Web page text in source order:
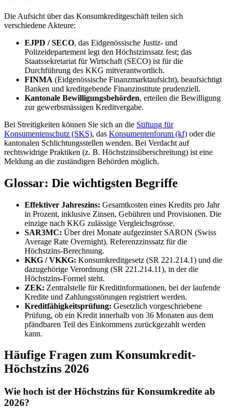
Die Aufsicht über das Konsumkreditgeschäft teilen sich
verschiedene Akteure:
EJPD / SECO, das Eidgenössische Justiz- und
Polizeidepartement legt den Höchstzinssatz fest; das
Staatssekretariat für Wirtschaft (SECO) ist für die
Durchführung des KKG mitverantwortlich.
FINMA (Eidgenössische Finanzmarktaufsicht), beaufsichtigt
Banken und kreditgebende Finanzinstitute prudenziell.
Kantonale Bewilligungsbehörden, erteilen die Bewilligung
zur gewerbsmässigen Kreditvergabe.
Bei Streitigkeiten können Sie sich an die Stiftung für
Konsumentenschutz (SKS), das Konsumentenforum (kf) oder die
kantonalen Schlichtungsstellen wenden. Bei Verdacht auf
rechtswidrige Praktiken (z. B. Höchstzinsüberschreitung) ist eine
Meldung an die zuständigen Behörden möglich.
Glossar: Die wichtigsten Begriffe
Effektiver Jahreszins: Gesamtkosten eines Kredits pro Jahr
in Prozent, inklusive Zinsen, Gebühren und Provisionen. Die
einzige nach KKG zulässige Vergleichsgrösse.
SAR3MC: Über drei Monate aufgezinster SARON (Swiss
Average Rate Overnight). Referenzzinssatz für die
Höchstzins-Berechnung.
KKG / VKKG: Konsumkreditgesetz (SR 221.214.1) und die
dazugehörige Verordnung (SR 221.214.11), in der die
Höchstzins-Formel steht.
ZEK: Zentralstelle für Kreditinformationen, bei der laufende
Kredite und Zahlungsstörungen registriert werden.
Kreditfähigkeitsprüfung: Gesetzlich vorgeschriebene
Prüfung, ob ein Kredit innerhalb von 36 Monaten aus dem
pfändbaren Teil des Einkommens zurückgezahlt werden
kann.
Häufige Fragen zum Konsumkredit-
Höchstzins 2026
Wie hoch ist der Höchstzins für Konsumkredite ab
2026?